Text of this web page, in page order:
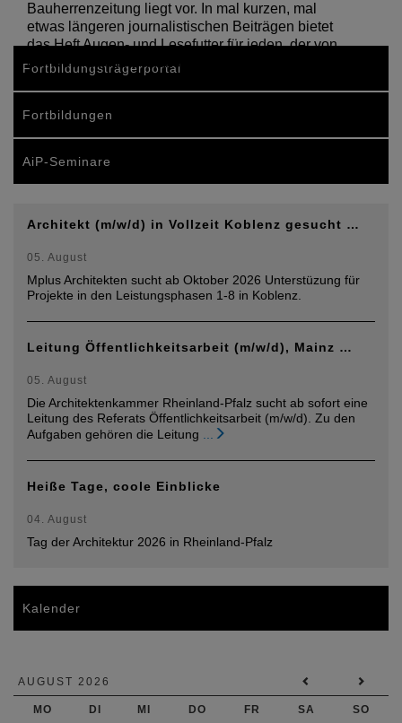
Bauherrenzeitung liegt vor. In mal kurzen, mal
etwas längeren journalistischen Beiträgen bietet
das Heft Augen- und Lesefutter für jeden, der von
der Realität des Bauens…
Fortbildungsträgerportal
Fortbildungen
AiP-Seminare
Architekt (m/w/d) in Vollzeit Koblenz gesucht …
05. August
Mplus Architekten sucht ab Oktober 2026 Unterstüzung für
Projekte in den Leistungsphasen 1-8 in Koblenz.
Leitung Öffentlichkeitsarbeit (m/w/d), Mainz …
05. August
Die Architektenkammer Rheinland-Pfalz sucht ab sofort eine
Leitung des Referats Öffentlichkeitsarbeit (m/w/d). Zu den
Aufgaben gehören die Leitung
Heiße Tage, coole Einblicke
04. August
Tag der Architektur 2026 in Rheinland-Pfalz
Kalender
AUGUST 2026
MO DI MI DO FR SA SO